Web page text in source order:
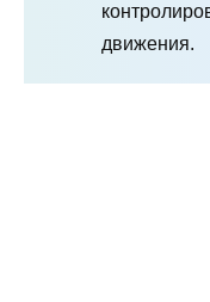
движения.